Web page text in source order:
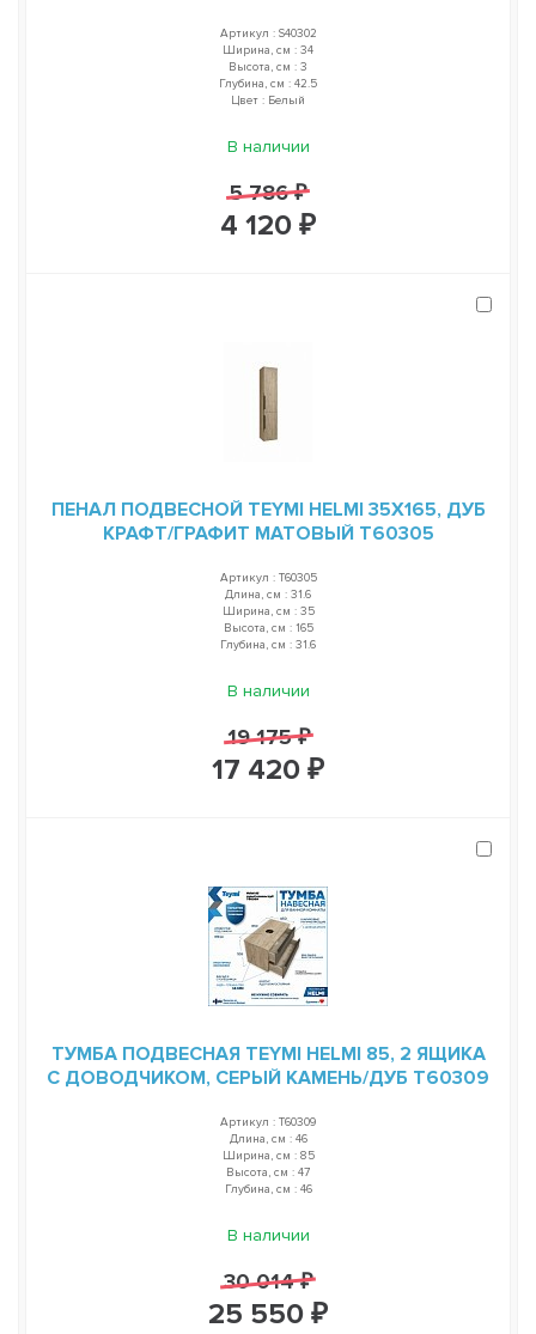
Артикул : S40302
Ширина, см : 34
Высота, см : 3
Глубина, см : 42.5
Цвет : Белый
В наличии
5 786 ₽
4 120 ₽
ПЕНАЛ ПОДВЕСНОЙ TEYMI HELMI 35Х165, ДУБ
КРАФТ/ГРАФИТ МАТОВЫЙ T60305
Артикул : T60305
Длина, см : 31.6
Ширина, см : 35
Высота, см : 165
Глубина, см : 31.6
В наличии
19 175 ₽
17 420 ₽
ТУМБА ПОДВЕСНАЯ TEYMI HELMI 85, 2 ЯЩИКА
С ДОВОДЧИКОМ, СЕРЫЙ КАМЕНЬ/ДУБ T60309
Артикул : T60309
Длина, см : 46
Ширина, см : 85
Высота, см : 47
Глубина, см : 46
В наличии
30 014 ₽
25 550 ₽